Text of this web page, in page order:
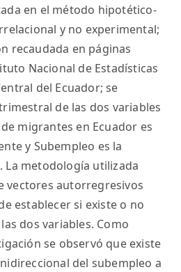
en el método hipotético-
y no experimental;
recaudada en páginas
Nacional de Estadísticas
del Ecuador; se
de las dos variables
migrantes en Ecuador es
y Subempleo es la
La metodología utilizada
vectores autorregresivos
establecer si existe o no
dos variables. Como
se observó que existe
del subempleo a